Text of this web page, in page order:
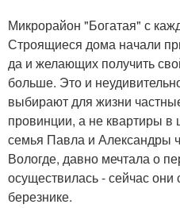
Микрорайон "Богатая" с
Строящиеся дома начали
да и желающих получить
больше. Это и
выбирают для жизни
провинции, а не квартиры
семья Павла и Александры
Вологде, давно мечтала о
осуществилась - сейчас они
березнике.